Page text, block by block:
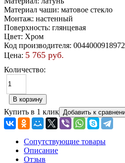
Материал чаши: матовое стекло
Монтаж: настенный
Поверхность: глянцевая
Цвет: Хром
Код производителя: 0044000918972
Цена: 5 765 руб.
Количество:
Купить в 1 клик
Сопутствующие товары
Описание
Отзыв